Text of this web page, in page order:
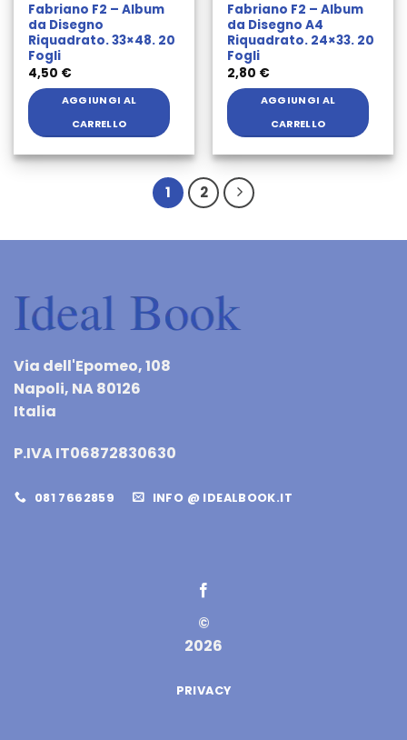
Fabriano F2 – Album
da Disegno
Riquadrato. 33×48. 20
Fogli
4,50 €
AGGIUNGI AL
CARRELLO
Fabriano F2 – Album
da Disegno A4
Riquadrato. 24×33. 20
Fogli
2,80 €
AGGIUNGI AL
CARRELLO
1 2
Via dell'Epomeo, 108
Napoli, NA 80126
Italia
P.IVA IT06872830630
081 7662859 INFO @ IDEALBOOK.IT
©
2026
PRIVACY